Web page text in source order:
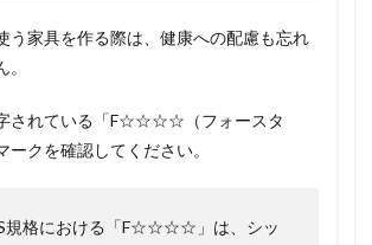
う家具を作る際は、健康への配慮も忘れ
されている「F☆☆☆☆（フォースタ
ークを確認してください。
規格における「F☆☆☆☆」は、シッ